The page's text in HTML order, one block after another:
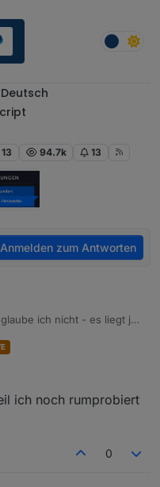
Deutsch
13 94.7k 13
Anmelden zum Antworten
- es liegt ja
etwas gesagt ?
ich noch rumprobiert
0